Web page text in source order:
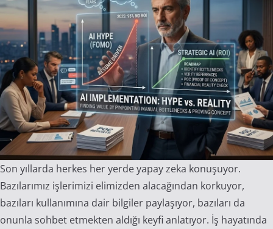
Son yıllarda herkes her yerde yapay zeka konuşuyor.
Bazılarımız işlerimizi elimizden alacağından korkuyor,
bazıları kullanımına dair bilgiler paylaşıyor, bazıları da
onunla sohbet etmekten aldığı keyfi anlatıyor. İş hayatında